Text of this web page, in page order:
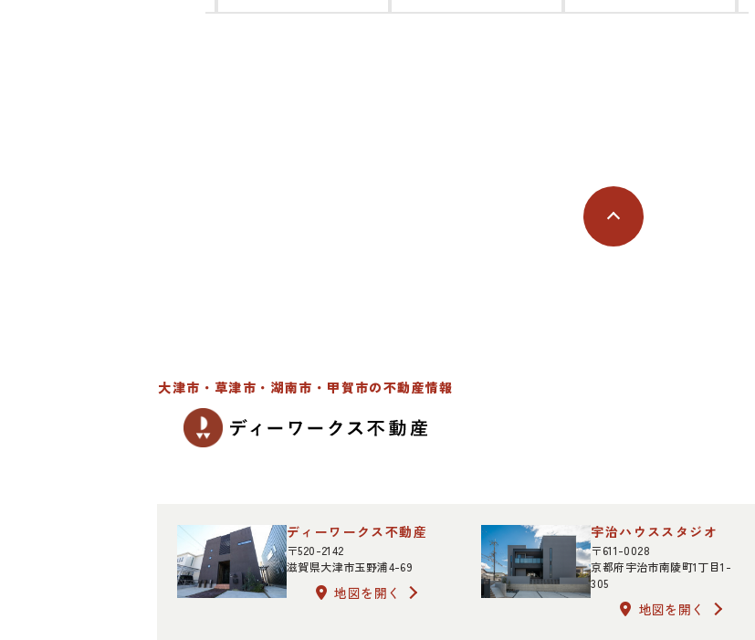
大津市・草津市・湖南市・甲賀市の不動産情報
ディーワークス不動産
〒520-2142
滋賀県大津市玉野浦4-69
地図を開く
宇治ハウススタジオ
〒611-0028
京都府宇治市南陵町1丁目1-
305
地図を開く